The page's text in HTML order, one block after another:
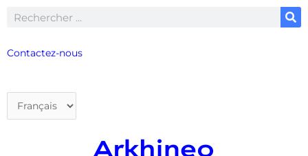
Rechercher
Contactez-nous
une